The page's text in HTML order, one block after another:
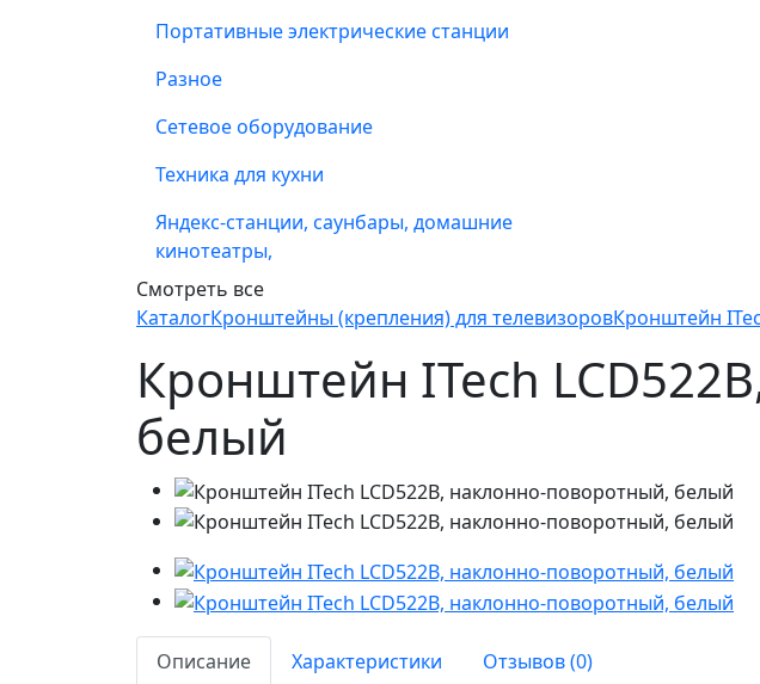
Портативные электрические станции
Разное
Сетевое оборудование
Техника для кухни
Яндекс-станции, саунбары, домашние
кинотеатры,
Смотреть все
КаталогКронштейны (крепления) для телевизоровКронштейн
Кронштейн ITech
белый
Описание Характеристики Отзывов (0)